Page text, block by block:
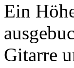
Ein
Gitarre